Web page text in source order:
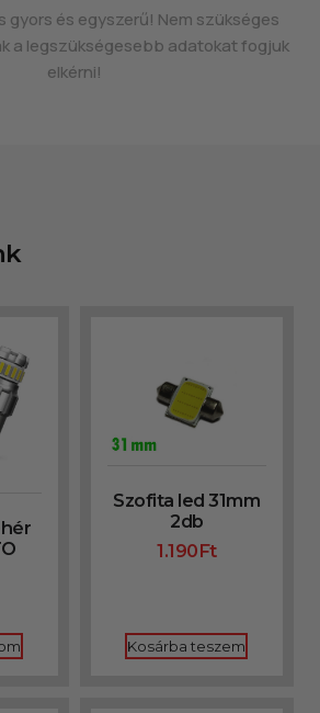
gyors és egyszerű! Nem szükséges
a legszükségesebb adatokat fogjuk
elkérni!
Szofita led 31mm
2db
1.190Ft
Kosárba teszem